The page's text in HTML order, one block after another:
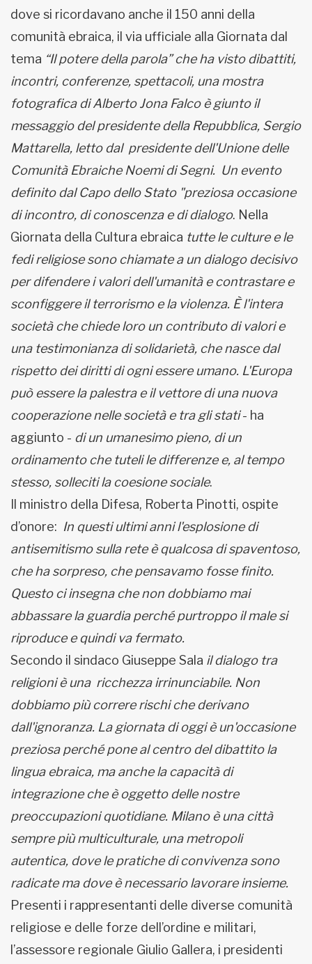
dove si ricordavano anche il 150 anni della
comunità ebraica, il via ufficiale alla Giornata dal
tema “Il potere della parola” che ha visto dibattiti,
incontri, conferenze, spettacoli, una mostra
fotografica di Alberto Jona Falco è giunto il
messaggio del presidente della Repubblica, Sergio
Mattarella, letto dal presidente dell'Unione delle
Comunità Ebraiche Noemi di Segni. Un evento
definito dal Capo dello Stato "preziosa occasione
di incontro, di conoscenza e di dialogo. Nella
Giornata della Cultura ebraica tutte le culture e le
fedi religiose sono chiamate a un dialogo decisivo
per difendere i valori dell'umanità e contrastare e
sconfiggere il terrorismo e la violenza. È l'intera
società che chiede loro un contributo di valori e
una testimonianza di solidarietà, che nasce dal
rispetto dei diritti di ogni essere umano. L'Europa
può essere la palestra e il vettore di una nuova
cooperazione nelle società e tra gli stati- ha
aggiunto - di un umanesimo pieno, di un
ordinamento che tuteli le differenze e, al tempo
stesso, solleciti la coesione sociale.
Il ministro della Difesa, Roberta Pinotti, ospite
d’onore: In questi ultimi anni l'esplosione di
antisemitismo sulla rete è qualcosa di spaventoso,
che ha sorpreso, che pensavamo fosse finito.
Questo ci insegna che non dobbiamo mai
abbassare la guardia perché purtroppo il male si
riproduce e quindi va fermato.
Secondo il sindaco Giuseppe Sala il dialogo tra
religioni è una ricchezza irrinunciabile. Non
dobbiamo più correre rischi che derivano
dall'ignoranza. La giornata di oggi è un'occasione
preziosa perché pone al centro del dibattito la
lingua ebraica, ma anche la capacità di
integrazione che è oggetto delle nostre
preoccupazioni quotidiane. Milano è una città
sempre più multiculturale, una metropoli
autentica, dove le pratiche di convivenza sono
radicate ma dove è necessario lavorare insieme.
Presenti i rappresentanti delle diverse comunità
religiose e delle forze dell’ordine e militari,
l’assessore regionale Giulio Gallera, i presidenti